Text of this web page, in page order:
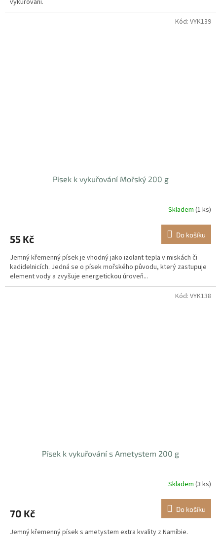
5
hvězdiček.
vykuřování.
Písek k vykuřování Mořský 200 g
Skladem (1 ks)
55 Kč Do košíku
Jemný křemenný písek je vhodný jako izolant tepla v miskách či
kadidelnicích. Jedná se o písek mořského původu, který zastupuje
element vody a zvyšuje energetickou úroveň...
Kód: VYK139
Písek k vykuřování s Ametystem 200 g
Skladem (3 ks)
70 Kč Do košíku
Jemný křemenný písek s ametystem extra kvality z Namíbie.
Kód: VYK138